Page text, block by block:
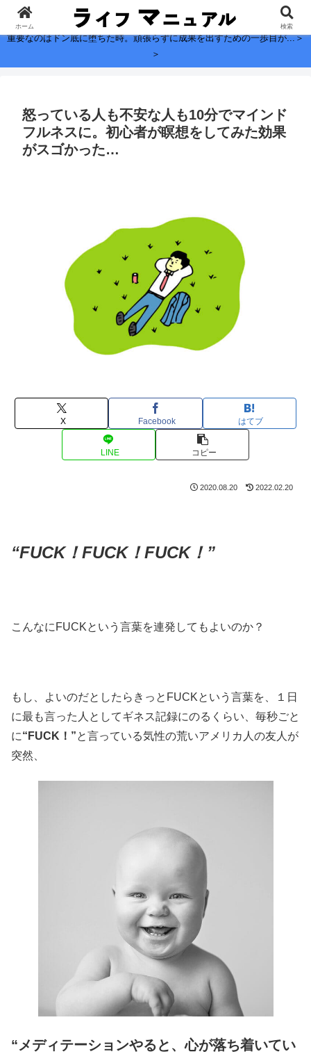
子どもに残したい、お金よりも大切なこと。
重要なのはドン底に堕ちた時。頑張らずに成果を出すための一歩目が...＞
＞
怒っている人も不安な人も10分でマインド
フルネスに。初心者が瞑想をしてみた効果
がスゴかった…
X Facebook はてブ
LINE コピー
2020.08.20 2022.02.20
“FUCK！FUCK！FUCK！”
こんなにFUCKという言葉を連発してもよいのか？
もし、よいのだとしたらきっとFUCKという言葉を、１日
に最も言った人としてギネス記録にのるくらい、毎秒ごと
に“FUCK！”と言っている気性の荒いアメリカ人の友人が
突然、
“メディテーションやると、心が落ち着いてい
ホーム 検索